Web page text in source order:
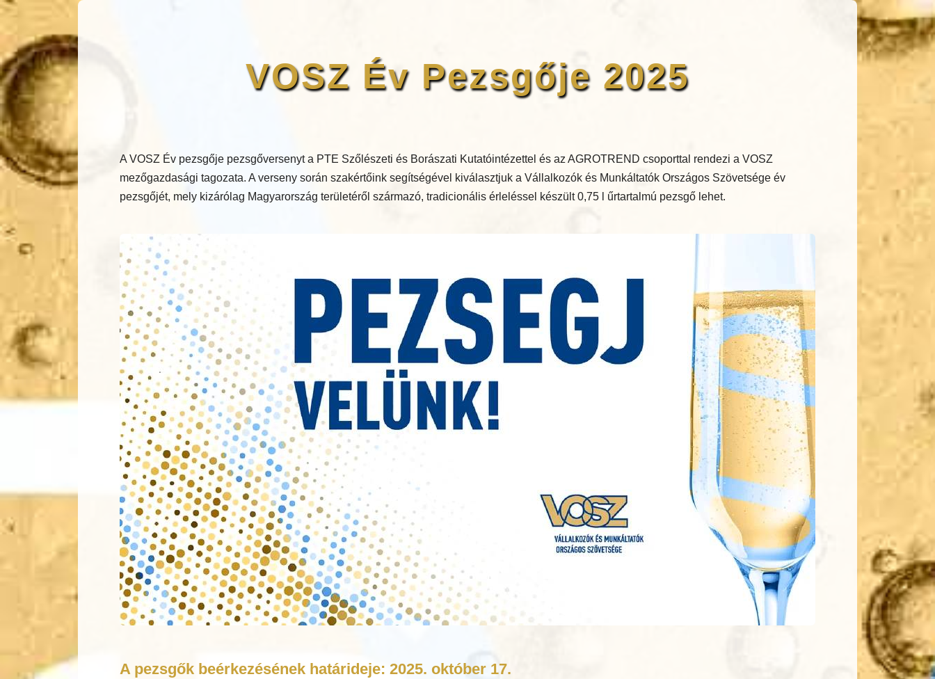
VOSZ Év Pezsgője 2025
A VOSZ Év pezsgője pezsgőversenyt a PTE Szőlészeti és Borászati Kutatóintézettel és az AGROTREND csoporttal rendezi a VOSZ
mezőgazdasági tagozata. A verseny során szakértőink segítségével kiválasztjuk a Vállalkozók és Munkáltatók Országos Szövetsége év
pezsgőjét, mely kizárólag Magyarország területéről származó, tradicionális érleléssel készült 0,75 l űrtartalmú pezsgő lehet.
A pezsgők beérkezésének határideje: 2025. október 17.